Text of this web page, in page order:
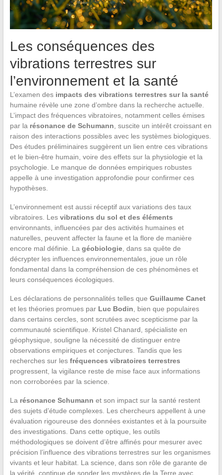
Les conséquences des
vibrations terrestres sur
l’environnement et la santé
L’examen des impacts des vibrations terrestres sur la santé
humaine révèle une zone d’ombre dans la recherche actuelle.
L’impact des fréquences vibratoires, notamment celles émises
par la résonance de Schumann , suscite un intérêt croissant en
raison des interactions possibles avec les systèmes biologiques.
Des études préliminaires suggèrent un lien entre ces vibrations
et le bien-être humain, voire des effets sur la physiologie et la
psychologie. Le manque de données empiriques robustes
appelle à une investigation approfondie pour confirmer ces
hypothèses.
L’environnement est aussi réceptif aux variations des taux
vibratoires. Les vibrations du sol et des éléments
environnants, influencées par des activités humaines et
naturelles, peuvent affecter la faune et la flore de manière
encore mal définie. La géobiologie, dans sa quête de
décrypter les influences environnementales, joue un rôle
fondamental dans la compréhension de ces phénomènes et
leurs conséquences écologiques.
Les déclarations de personnalités telles que Guillaume Canet
et les théories promues par Luc Bodin , bien que populaires
dans certains cercles, sont scrutées avec scepticisme par la
communauté scientifique. Kristel Chanard, spécialiste en
géophysique, souligne la nécessité de distinguer entre
observations empiriques et conjectures. Tandis que les
recherches sur les fréquences vibratoires terrestres
progressent, la vigilance reste de mise face aux informations
non corroborées par la science.
La résonance Schumann et son impact sur la santé restent
des sujets d’étude complexes. Les chercheurs appellent à une
évaluation rigoureuse des données existantes et à la poursuite
des investigations. Dans cette optique, les outils
méthodologiques se doivent d’être affinés pour mesurer avec
précision l’influence des vibrations terrestres sur les organismes
vivants et leur habitat. La science, dans son rôle de garante de
la vérité, continue de sonder les mystères de la Terre avec